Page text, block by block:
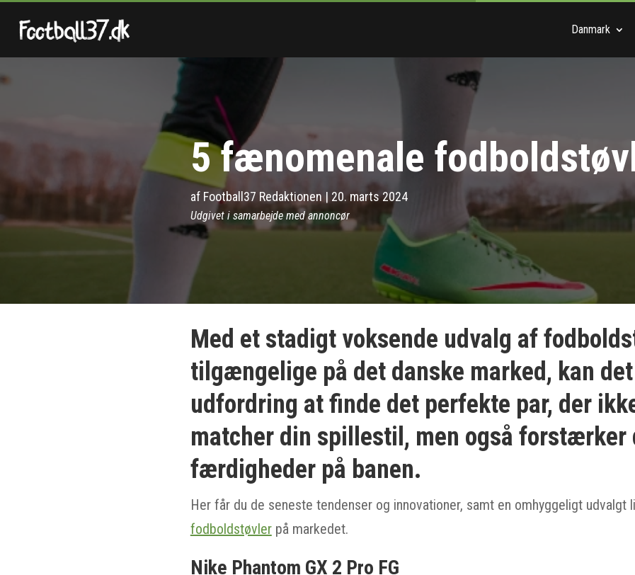
Danmark
5 fænomenale
af Football37 Redaktionen | 20. marts 2024
Udgivet i samarbejde med annoncør
Med et stadigt voksende udvalg af
tilgængelige på det danske marked, kan
udfordring at finde det perfekte par, der
matcher din spillestil, men også forstærker
færdigheder på banen.
Her får du de seneste tendenser og innovationer, samt en omhyggeligt udvalgt
fodboldstøvlerpå markedet.
Nike Phantom GX 2 Pro FG